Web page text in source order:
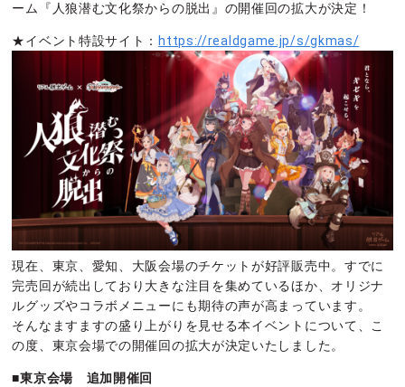
ーム『人狼潜む文化祭からの脱出』の開催回の拡大が決定！
★イベント特設サイト： https://realdgame.jp/s/gkmas/
現在、東京、愛知、大阪会場のチケットが好評販売中。すでに
完売回が続出しており大きな注目を集めているほか、オリジナ
ルグッズやコラボメニューにも期待の声が高まっています。
そんなますますの盛り上がりを見せる本イベントについて、こ
の度、東京会場での開催回の拡大が決定いたしました。
■東京会場 追加開催回